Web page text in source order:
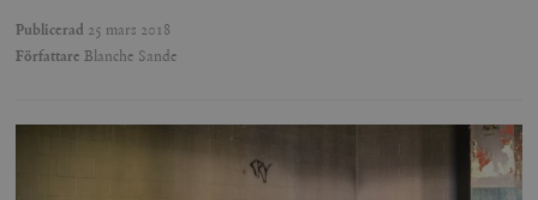
Publicerad 25 mars 2018
Författare Blanche Sande